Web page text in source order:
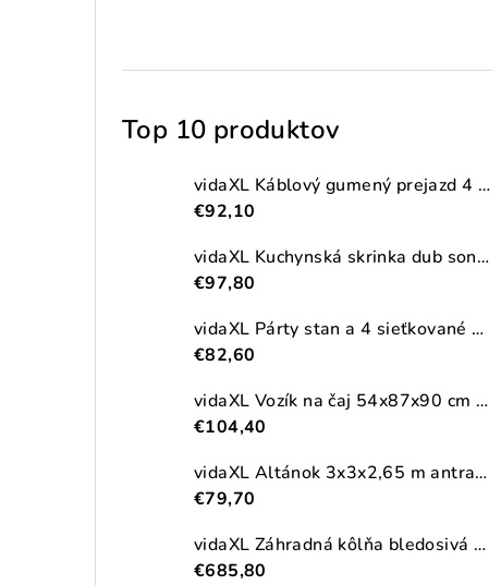
Top 10 produktov
vidaXL Káblový gumený prejazd 4 ks 2-kanálový 101,5 cm
€92,10
vidaXL Kuchynská skrinka dub sonoma 38x41,5x131,5 cm kompozitné drevo
€97,80
vidaXL Párty stan a 4 sieťkované bočné steny antracitový 2,5x2,5m HDPE
€82,60
vidaXL Vozík na čaj 54x87x90 cm masívna akácia
€104,40
vidaXL Altánok 3x3x2,65 m antracitový 180 g/m²
€79,70
vidaXL Záhradná kôlňa bledosivá 192x523x223 cm pozinkovaná oceľ
€685,80